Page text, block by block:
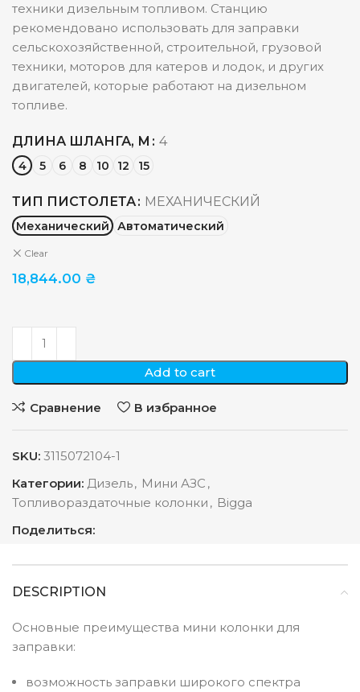
техники дизельным топливом. Станцию
рекомендовано использовать для заправки
сельскохозяйственной, строительной, грузовой
техники, моторов для катеров и лодок, и других
двигателей, которые работают на дизельном
топливе.
ДЛИНА ШЛАНГА, М 4
4 5 6 8 10 12 15
ТИП ПИСТОЛЕТА МЕХАНИЧЕСКИЙ
Механический Автоматический
Clear
18,844.00 ₴
Add to cart
Сравнение В избранное
SKU: 3115072104-1
Категории: Дизель, Мини АЗС ,
Топливораздаточные колонки , Bigga
Поделиться:
DESCRIPTION
Основные преимущества мини колонки для
заправки:
возможность заправки широкого спектра